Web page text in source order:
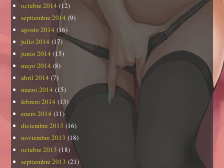
octubre 2014 (12)
septiembre 2014 (9)
agosto 2014 (16)
julio 2014 (17)
junio 2014 (15)
mayo 2014 (8)
abril 2014 (7)
marzo 2014 (15)
febrero 2014 (13)
enero 2014 (11)
diciembre 2013 (16)
noviembre 2013 (18)
octubre 2013 (18)
septiembre 2013 (21)